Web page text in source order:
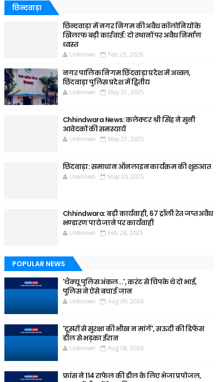
छिन्दवाड़ा
छिन्दवाड़ा में नगर निगम की अवैध कॉलोनियों के
खिलाफ बड़ी कार्रवाई: दो स्थानों पर अवैध निर्माण
ध्वस्त
Unknown Feb 25, 2026
नगर पालिक निगम छिंदवाड़ा प्रदेश में अव्वल,
छिंदवाड़ा पुलिस प्रदेश में द्वितीय
Unknown May 21, 2025
Chhindwara News: कलेक्टर श्री सिंह ने सुनी
आवेदकों की समस्यायें
Unknown May 21, 2025
छिंदवाड़ा: समाधान ऑनलाइन कार्यक्रम की शुरुआत
Unknown May 20, 2025
Chhindwara: बड़ी कार्यवाही, 67 ट्रॉली रेत जप्त अवैध
भण्डारण पाये जाने पर कार्यवाही
Unknown Feb 28, 2025
POPULAR NEWS
'थैंक्यू पुलिस अंकल...', करंट से चिपके थे दो भाई,
पुलिस ने ऐसे बचाई जान
Unknown Aug 09, 2026
'दूसरों से सुरक्षा की भीख न मांगें', सऊदी की डिफेंस
डील से भड़का ईरान
Unknown Aug 08, 2026
फ्रांस ने 114 राफेल की डील के लिए भेजा प्रपोजल,